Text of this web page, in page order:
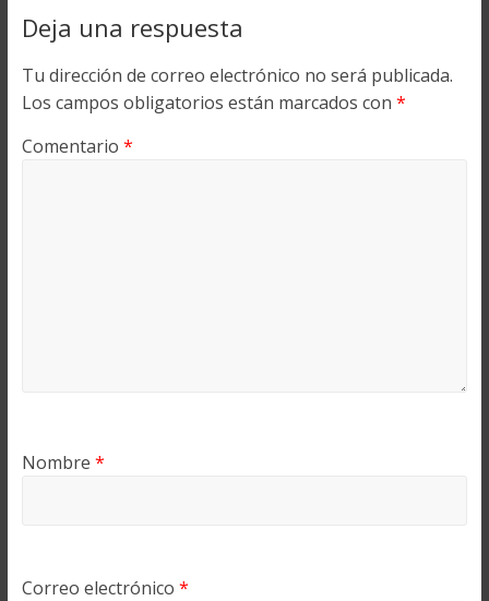
Deja una respuesta
Tu dirección de correo electrónico no será publicada.
Los campos obligatorios están marcados con *
Comentario *
Nombre *
Correo electrónico *